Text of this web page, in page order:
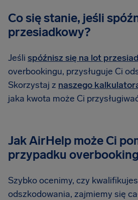
Co się stanie, jeśli
przesiadkowy?
Jeśli spóźnisz się na lot
overbookingu, przysługuje Ci
Skorzystaj z naszego
jaka kwota może Ci
Jak AirHelp może Ci
przypadku
Szybko ocenimy, czy
odszkodowania, zajmiemy się